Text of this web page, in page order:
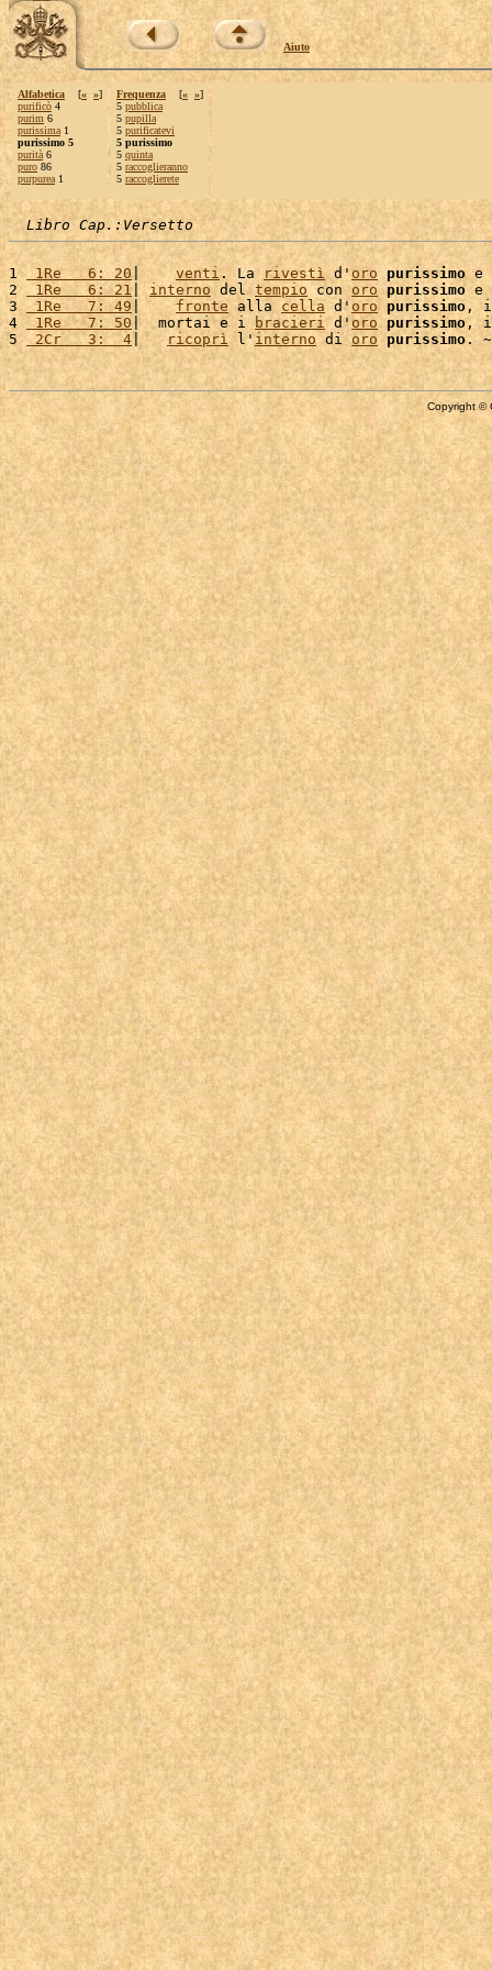
Aiuto
Alfabetica [« »]
purificò 4
purim 6
purissima 1
purissimo 5
purità 6
puro 86
purpurea 1
Frequenza [« »]
5 pubblica
5 pupilla
5 purificatevi
5 purissimo
5 quinta
5 raccoglieranno
5 raccoglierete
Libro Cap.:Versetto
1 1Re   6: 20| venti . La rivestì d' oro purissimo
2
1Re   6: 21 interno del tempio con oro purissimo e
3 1Re   7: 49 | fronte alla cella d' oro purissimo ,
4
1Re   7: 50|  mortai e i bracieri d' oro purissimo,
5 2Cr   3:  4 | ricoprì l'interno di oro purissimo
Copyright ©